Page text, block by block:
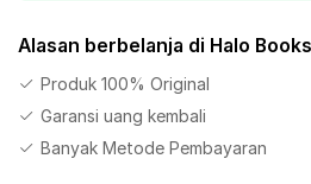
5
Alasan berbelanja di Halo
Produk 100% Original
Garansi uang kembali
Banyak Metode Pembayaran